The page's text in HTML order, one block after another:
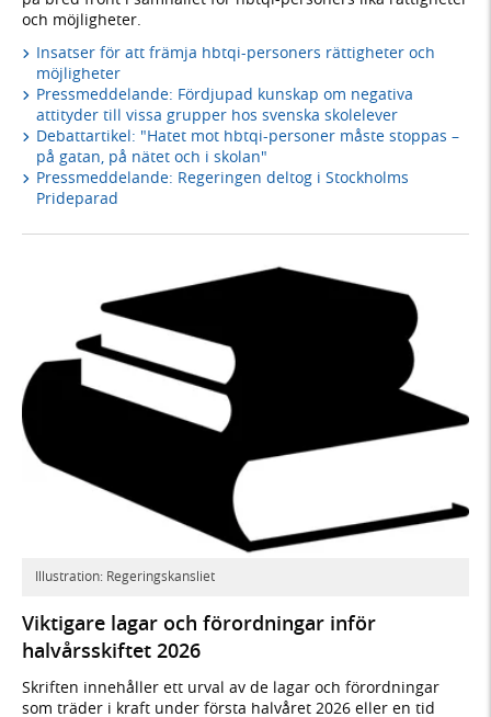
och möjligheter.
Insatser för att främja hbtqi-personers rättigheter och
möjligheter
Pressmeddelande: Fördjupad kunskap om negativa
attityder till vissa grupper hos svenska skolelever
Debattartikel: "Hatet mot hbtqi-personer måste stoppas –
på gatan, på nätet och i skolan"
Pressmeddelande: Regeringen deltog i Stockholms
Prideparad
Illustration: Regeringskansliet
Viktigare lagar och förordningar inför
halvårsskiftet 2026
Skriften innehåller ett urval av de lagar och förordningar
som träder i kraft under första halvåret 2026 eller en tid